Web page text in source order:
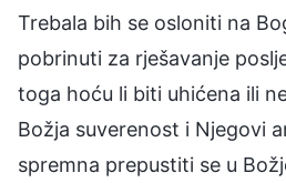
Trebala bih se osloniti na
pobrinuti za rješavanje
toga hoću li biti uhićena ili
Božja suverenost i Njegovi
spremna prepustiti se u